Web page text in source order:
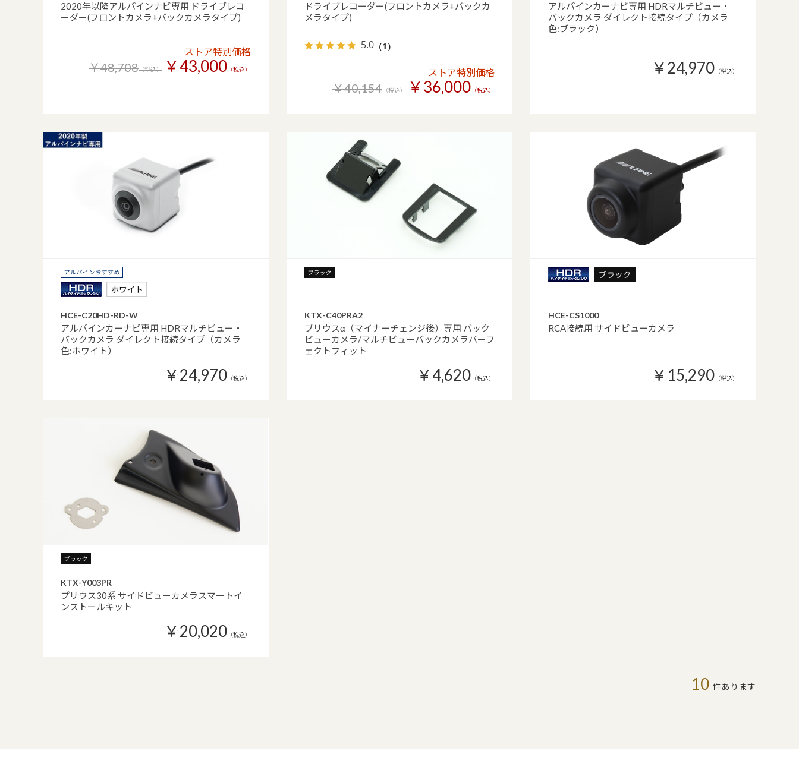
2020年以降アルパインナビ専用 ドライブレコ
ーダー(フロントカメラ+バックカメラタイプ)
ストア特別価格
￥48,708（税込） ￥43,000 （税込）
ドライブレコーダー(フロントカメラ+バックカ
メラタイプ)
5.0 （1）
ストア特別価格
￥40,154（税込） ￥36,000 （税込）
アルパインカーナビ専用 HDRマルチビュー・
バックカメラ ダイレクト接続タイプ（カメラ
色:ブラック）
￥24,970 （税込）
HCE-C20HD-RD-W
アルパインカーナビ専用 HDRマルチビュー・
バックカメラ ダイレクト接続タイプ（カメラ
色:ホワイト）
￥24,970 （税込）
KTX-C40PRA2
プリウスα（マイナーチェンジ後）専用 バック
ビューカメラ/マルチビューバックカメラパーフ
ェクトフィット
￥4,620 （税込）
HCE-CS1000
RCA接続用 サイドビューカメラ
￥15,290 （税込）
KTX-Y003PR
プリウス30系 サイドビューカメラスマートイ
ンストールキット
￥20,020 （税込）
10 件あります